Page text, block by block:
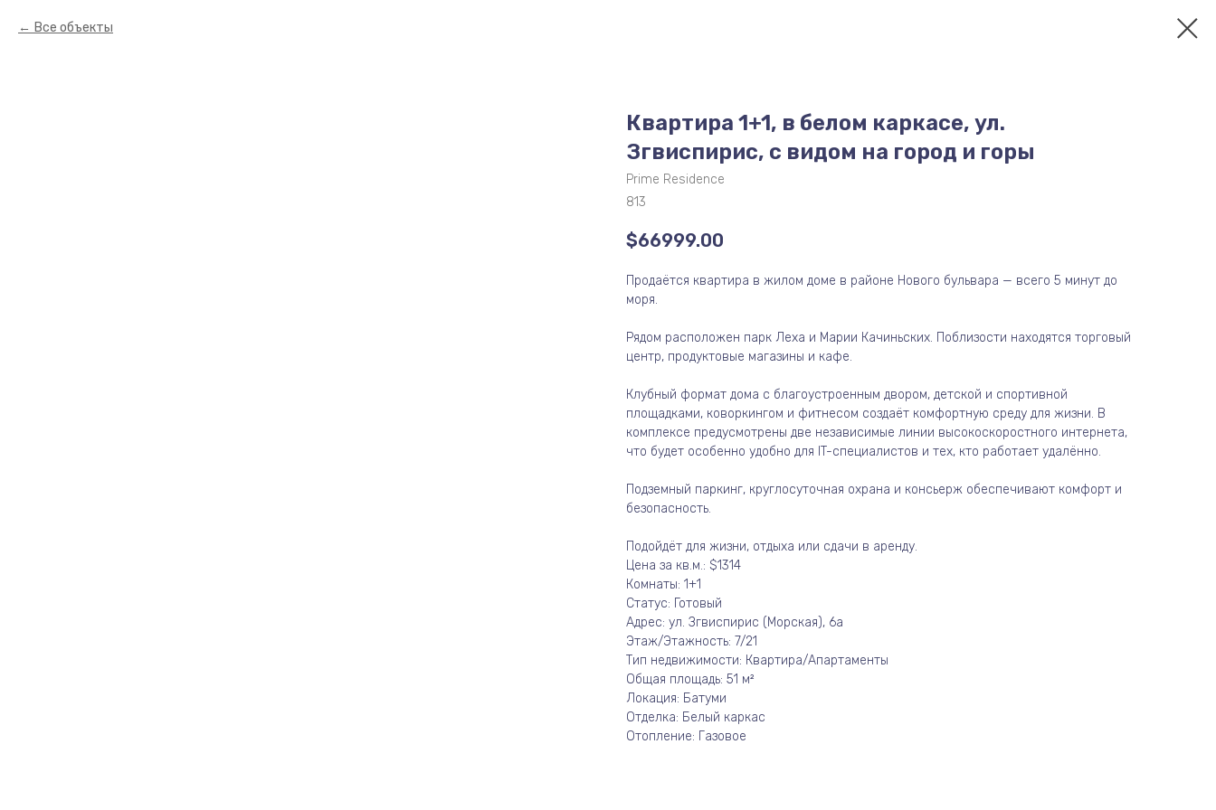
Все объекты
Квартира 1+1, в белом каркасе, ул.
Згвиспирис, с видом на город и горы
Prime Residence
813
$66999.00
Продаётся квартира в жилом доме в районе Нового бульвара — всего 5 минут до
моря.
Рядом расположен парк Леха и Марии Качиньских. Поблизости находятся торговый
центр, продуктовые магазины и кафе.
Клубный формат дома с благоустроенным двором, детской и спортивной
площадками, коворкингом и фитнесом создаёт комфортную среду для жизни. В
комплексе предусмотрены две независимые линии высокоскоростного интернета,
что будет особенно удобно для IT-специалистов и тех, кто работает удалённо.
Подземный паркинг, круглосуточная охрана и консьерж обеспечивают комфорт и
безопасность.
Подойдёт для жизни, отдыха или сдачи в аренду.
Цена за кв.м.: $1314
Комнаты: 1+1
Статус: Готовый
Адрес: ул. Згвиспирис (Морская), 6а
Этаж/Этажность: 7/21
Тип недвижимости: Квартира/Апартаменты
Общая площадь: 51 м²
Локация: Батуми
Отделка: Белый каркас
Отопление: Газовое